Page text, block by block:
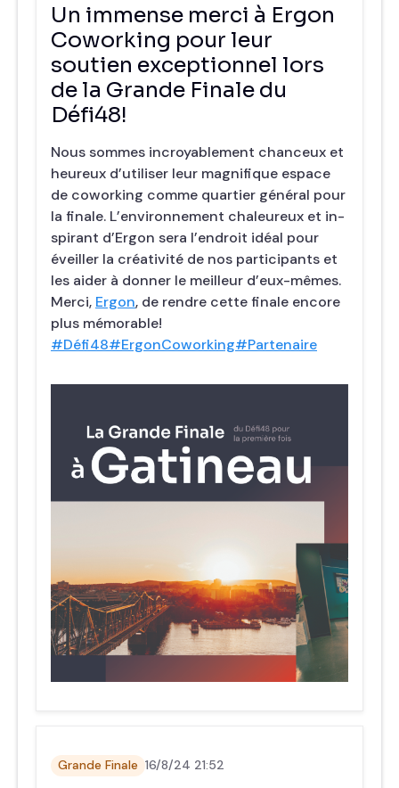
Un immense merci à Ergon
Coworking pour leur
soutien exceptionnel lors
de la Grande Finale du
Défi48!
Nous sommes incroyablement chanceux et
heureux d’utiliser leur magnifique espace
de coworking comme quartier général pour
la finale. L’environnement chaleureux et in-
spirant d’Ergon sera l’endroit idéal pour
éveiller la créativité de nos participants et
les aider à donner le meilleur d’eux-mêmes.
Merci, Ergon, de rendre cette finale encore
plus mémorable!
#Défi48#ErgonCoworking#Partenaire
Grande Finale 16/8/24 21:52